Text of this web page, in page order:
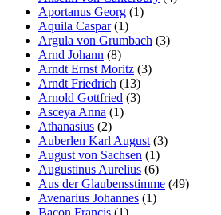
Aportanus Georg (1)
Aquila Caspar(1)
Argula von Grumbach (3)
Arnd Johann (8)
Arndt Ernst Moritz (3)
Arndt Friedrich (13)
Arnold Gottfried (3)
Asceya Anna (1)
Athanasius (2)
Auberlen Karl August(3)
August von Sachsen (1)
Augustinus Aurelius (6)
Aus der Glaubensstimme (49)
Avenarius Johannes (1)